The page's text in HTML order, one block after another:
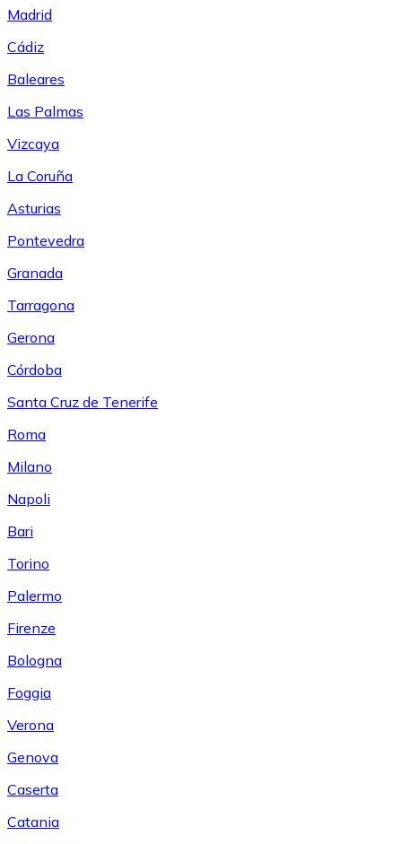
Madrid
Cádiz
Baleares
Las Palmas
Vizcaya
La Coruña
Asturias
Pontevedra
Granada
Tarragona
Gerona
Córdoba
Santa Cruz de Tenerife
Roma
Milano
Napoli
Bari
Torino
Palermo
Firenze
Bologna
Foggia
Verona
Genova
Caserta
Catania